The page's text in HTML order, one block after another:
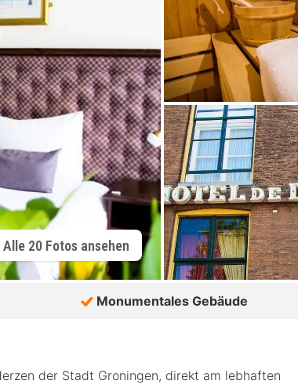
Alle 20 Fotos ansehen
Monumentales Gebäude
der Stadt Groningen, direkt am lebhaften